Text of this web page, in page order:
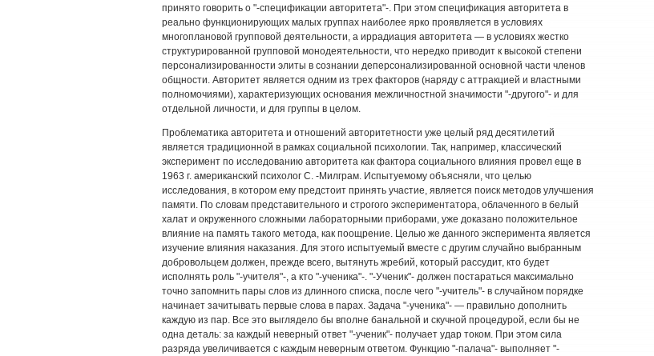
принято говорить о "-спецификации авторитета"-. При этом спецификация авторитета в
реально функционирующих малых группах наиболее ярко проявляется в условиях
многоплановой групповой деятельности, а иррадиация авторитета — в условиях жестко
структурированной групповой монодеятельности, что нередко приводит к высокой степени
персонализированности элиты в сознании деперсонализированной основной части членов
общности. Авторитет является одним из трех факторов (наряду с аттракцией и властными
полномочиями), характеризующих основания межличностной значимости "-другого"- и для
отдельной личности, и для группы в целом.
Проблематика авторитета и отношений авторитетности уже целый ряд десятилетий
является традиционной в рамках социальной психологии. Так, например, классический
эксперимент по исследованию авторитета как фактора социального влияния провел еще в
1963 г. американский психолог С. -Милграм. Испытуемому объясняли, что целью
исследования, в котором ему предстоит принять участие, является поиск методов улучшения
памяти. По словам представительного и строгого экспериментатора, облаченного в белый
халат и окруженного сложными лабораторными приборами, уже доказано положительное
влияние на память такого метода, как поощрение. Целью же данного эксперимента является
изучение влияния наказания. Для этого испытуемый вместе с другим случайно выбранным
добровольцем должен, прежде всего, вытянуть жребий, который рассудит, кто будет
исполнять роль "-учителя"-, а кто "-ученика"-. "-Ученик"- должен постараться максимально
точно запомнить пары слов из длинного списка, после чего "-учитель"- в случайном порядке
начинает зачитывать первые слова в парах. Задача "-ученика"- — правильно дополнить
каждую из пар. Все это выглядело бы вполне банальной и скучной процедурой, если бы не
одна деталь: за каждый неверный ответ "-ученик"- получает удар током. При этом сила
разряда увеличивается с каждым неверным ответом. Функцию "-палача"- выполняет "-